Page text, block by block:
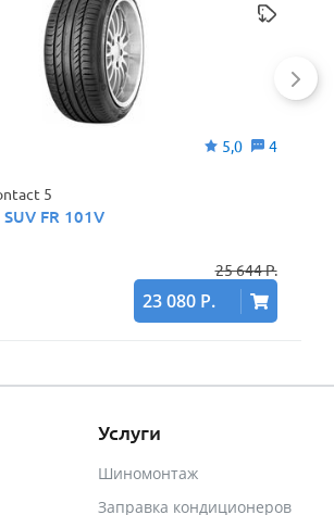
5,0
4
5
FR 101V
25 644 Р.
23 080 Р.
Услуги
Шиномонтаж
Заправка кондиционеров